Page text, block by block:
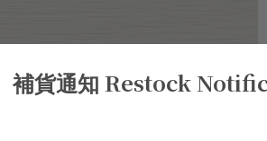
補貨通知 Restock